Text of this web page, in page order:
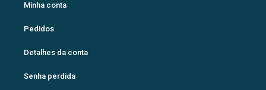
Minha conta
Pedidos
Detalhes da conta
Senha perdida